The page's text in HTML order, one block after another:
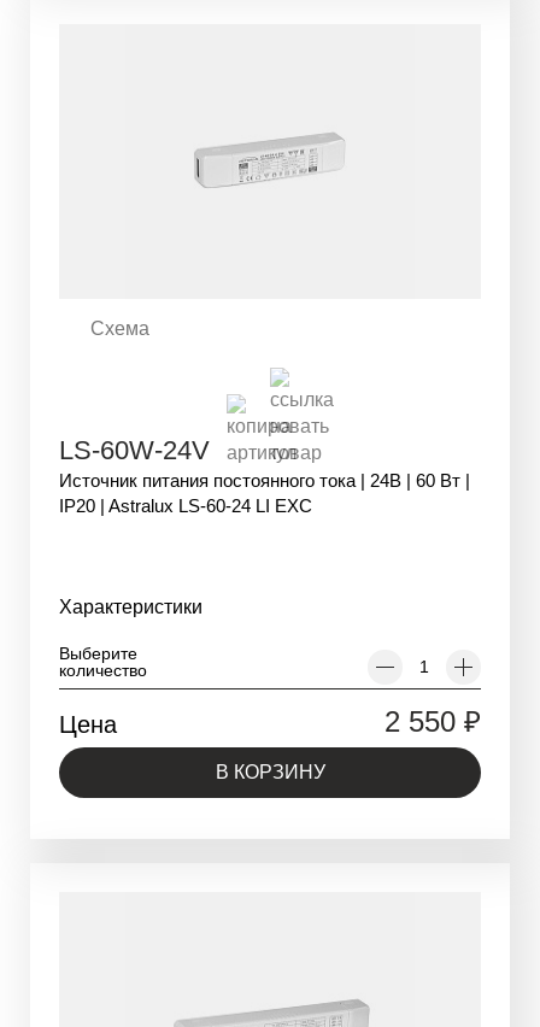
Схема
LS-60W-24V
Источник питания постоянного тока | 24В | 60 Вт |
IP20 | Astralux LS-60-24 LI EXC
Характеристики
Выберите
количество
Цена 2 550 ₽
В КОРЗИНУ